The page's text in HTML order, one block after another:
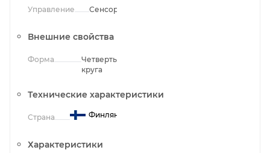
Управление Сенсорное
Внешние свойства
Форма
Четверть
круга
Технические характеристики
Страна Финляндия
Характеристики